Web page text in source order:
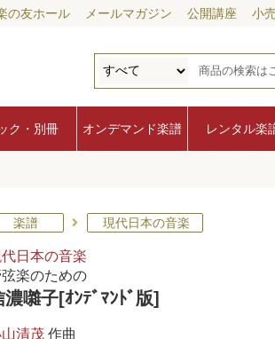
の友ホール メールマガジン 公開講座 小
ク・別冊 オンデマンド楽譜 レンタル楽
楽譜 現代日本の音楽
日本の音楽
楽のための
濃囃子[ｵﾝﾃﾞﾏﾝﾄﾞ版]
清茂 作曲